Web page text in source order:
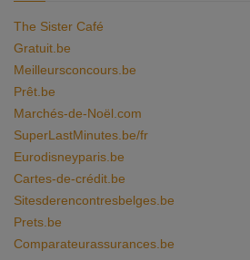
The Sister Café
Gratuit.be
Meilleursconcours.be
Prêt.be
Marchés-de-Noël.com
SuperLastMinutes.be/fr
Eurodisneyparis.be
Cartes-de-crédit.be
Sitesderencontresbelges.be
Prets.be
Comparateurassurances.be